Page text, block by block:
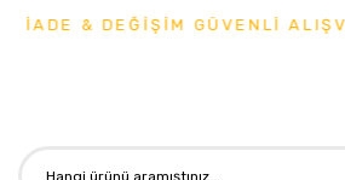
İADE & DEĞİŞİM GÜVENLİ